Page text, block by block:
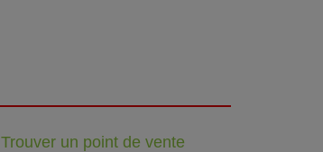
Trouver un point de vente